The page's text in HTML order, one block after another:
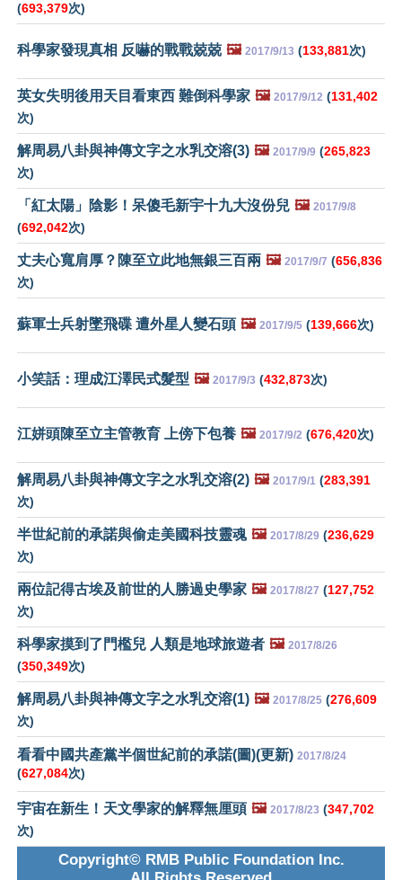
(693,379次)
科學家發現真相 反嚇的戰戰兢兢 🖼️ 2017/9/13 (133,881次)
英女失明後用天目看東西 難倒科學家 🖼️ 2017/9/12 (131,402
次)
解周易八卦與神傳文字之水乳交溶(3) 🖼️ 2017/9/9 (265,823
次)
「紅太陽」陰影！呆傻毛新宇十九大沒份兒 🖼️ 2017/9/8
(692,042次)
丈夫心寬肩厚？陳至立此地無銀三百兩 🖼️ 2017/9/7 (656,836
次)
蘇軍士兵射墜飛碟 遭外星人變石頭 🖼️ 2017/9/5 (139,666次)
小笑話：理成江澤民式髮型 🖼️ 2017/9/3 (432,873次)
江姘頭陳至立主管教育 上傍下包養 🖼️ 2017/9/2 (676,420次)
解周易八卦與神傳文字之水乳交溶(2) 🖼️ 2017/9/1 (283,391
次)
半世紀前的承諾與偷走美國科技靈魂 🖼️ 2017/8/29 (236,629
次)
兩位記得古埃及前世的人勝過史學家 🖼️ 2017/8/27 (127,752
次)
科學家摸到了門檻兒 人類是地球旅遊者 🖼️ 2017/8/26
(350,349次)
解周易八卦與神傳文字之水乳交溶(1) 🖼️ 2017/8/25 (276,609
次)
看看中國共產黨半個世紀前的承諾(圖)(更新) 2017/8/24
(627,084次)
宇宙在新生！天文學家的解釋無厘頭 🖼️ 2017/8/23 (347,702
次)
Copyright© RMB Public Foundation Inc.